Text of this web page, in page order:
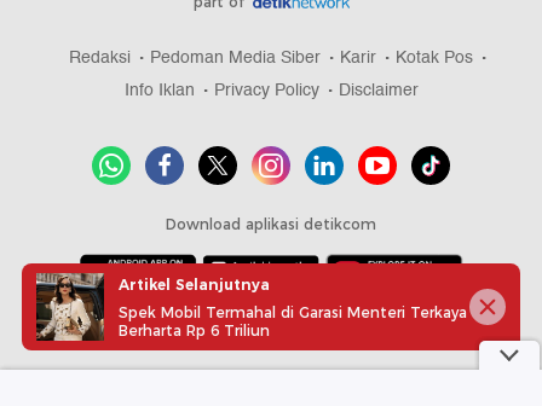
Redaksi Pedoman Media Siber Karir
Kotak Pos
Info Iklan
Privacy Policy Disclaimer
Download aplikasi detikcom
Copyright @ 2026 detikcom, All right reserved
Artikel Selanjutnya
Spek Mobil Termahal di Garasi Menteri Terkaya
Berharta Rp 6 Triliun